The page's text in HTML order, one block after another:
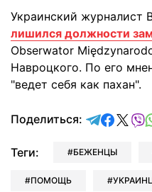
Украинcкий журналист
лишился должности
Obserwator
Навроцкого. По его
"ведет себя как пахан".
Поделиться:
Теги: БЕЖЕНЦЫ
ПОМОЩЬ